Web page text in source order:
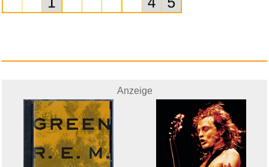
CKCN 2 in 1 Schuhwaschbeutel
Anzeige